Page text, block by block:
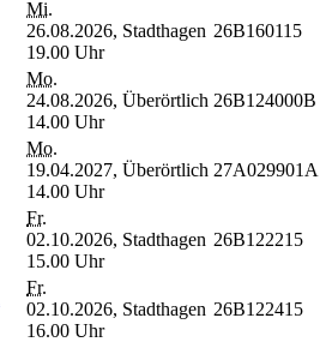
Mi.
26.08.2026,
19.00 Uhr
Stadthagen 26B160115
Mo.
24.08.2026,
14.00 Uhr
Überörtlich 26B124000B
Mo.
19.04.2027,
14.00 Uhr
Überörtlich 27A029901A
Fr.
02.10.2026,
15.00 Uhr
Stadthagen 26B122215
Fr.
02.10.2026,
16.00 Uhr
Stadthagen 26B122415